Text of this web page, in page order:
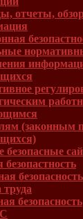
отчеты,
(законным
безопасные
безопасность
безопасность